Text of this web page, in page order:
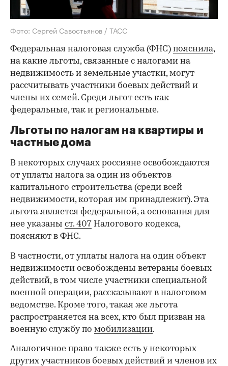
Фото: Сергей Савостьянов / ТАСС
Федеральная налоговая служба (ФНС) пояснила,
на какие льготы, связанные с налогами на
недвижимость и земельные участки, могут
рассчитывать участники боевых действий и
члены их семей. Среди льгот есть как
федеральные, так и региональные.
Льготы по налогам на квартиры и
частные дома
В некоторых случаях россияне освобождаются
от уплаты налога за один из объектов
капитального строительства (среди всей
недвижимости, которая им принадлежит). Эта
льгота является федеральной, а основания для
нее указаны ст. 407 Налогового кодекса,
поясняют в ФНС.
00:00
В частности, от уплаты налога на один объект
недвижимости освобождены ветераны боевых
действий, в том числе участники специальной
военной операции, рассказывают в налоговом
ведомстве. Кроме того, такая же льгота
распространяется на всех, кто был призван на
военную службу по мобилизации.
Аналогичное право также есть у некоторых
других участников боевых действий и членов их